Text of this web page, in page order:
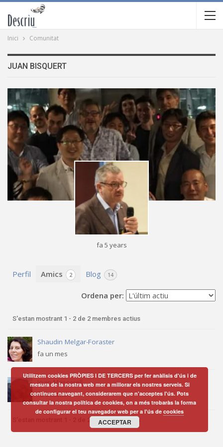
Inici Comunitat
JUAN BISQUERT
fa 5 years
Perfil Amics 2 Blog 14
Ordena per:
S'estan mostrant 1 - 2 de 2 membres actius
Shaudin Melgar-Foraster
fa un mes
Joan Mascarell
fa 8 months
S'estan mostrant 1 - 2 de 2 membres actius
Utilitzem cookies PRÒPIES I DE TERCERS per fer anàlisis d'ús i de
mesura de la nostra web mer a millorar els nostres serveis. Si
continues navegant, considerarem que n'acceptes l'ús. Pots
consultar la nostra política de cookies, on a més trobaràs la forma
de configurar el teu navegador web per a l'ús decookies
ACCEPTAR